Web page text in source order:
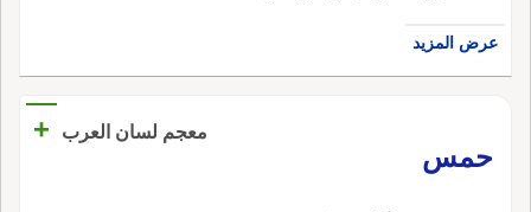
عرض المزيد
معجم لسان العرب
+
حمس